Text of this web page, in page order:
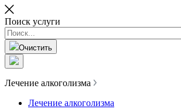
Поиск услуги
Очистить
Лечение алкоголизма
Лечение алкоголизма